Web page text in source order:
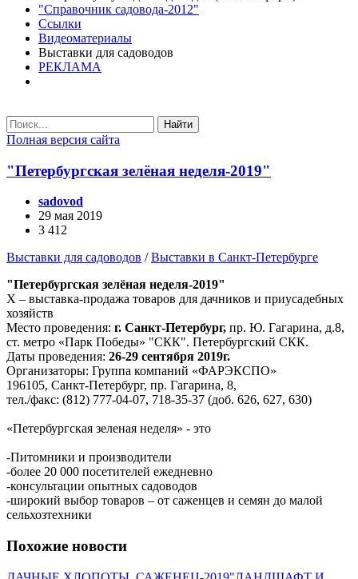
"Справочник садовода-2012"
Ссылки
Видеоматериалы
Выставки для садоводов
РЕКЛАМА
Найти
Полная версия сайта
"Петербургская зелёная неделя-2019"
sadovod
29 мая 2019
3 412
Выставки для садоводов /Выставки в Санкт-Петербурге
"Петербургская зелёная неделя-2019"
X – выставка-продажа товаров для дачников и приусадебных
хозяйств
Место проведения: г. Санкт-Петербург, пр. Ю. Гагарина, д.8,
ст. метро «Парк Победы» "СКК". Петербургский СКК.
Даты проведения: 26-29 сентября 2019г.
Организаторы: Группа компаний «ФАРЭКСПО»
196105, Санкт-Петербург, пр. Гагарина, 8,
тел./факс: (812) 777-04-07, 718-35-37 (доб. 626, 627, 630)
«Петербургская зеленая неделя» - это
-Питомники и производители
-более 20 000 посетителей ежедневно
-консультации опытных садоводов
-широкий выбор товаров – от саженцев и семян до малой
сельхозтехники
Похожие новости